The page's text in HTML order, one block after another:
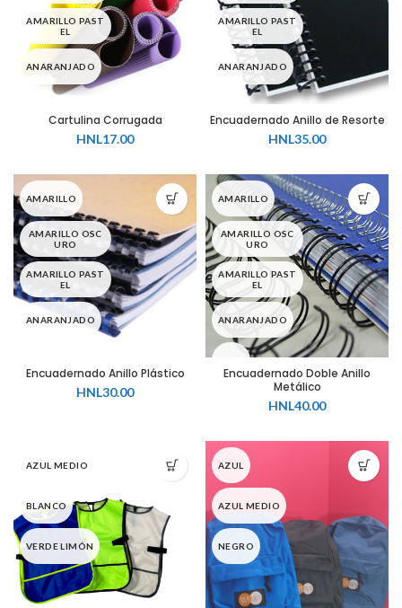
AMARILLO PAST
EL
ANARANJADO
AZUL MEDIO
AZUL PASTEL
BLANCO
CAFÉ
MORADO
MOSTAZA
NEGRO
ROJO
Cartulina Corrugada
HNL17.00
AMARILLO PAST
EL
ANARANJADO
AZUL MEDIO
BLANCO
CAFÉ
CELESTE
FUCSIA
GRIS
NEGRO
ROJO
ROSADO
VERDE
Encuadernado Anillo de Resorte
HNL35.00
AMARILLO
AMARILLO OSC
URO
AMARILLO PAST
EL
ANARANJADO
AZUL MEDIO
CELESTE
FUCSIA
GRIS
Encuadernado Anillo Plástico
HNL30.00
AMARILLO
AMARILLO OSC
URO
AMARILLO PAST
EL
ANARANJADO
AZUL MEDIO
BLANCO
CAFÉ
CELESTE
FUCSIA
GRIS
Encuadernado Doble Anillo
Metálico
HNL40.00
AZUL MEDIO
BLANCO
VERDE LIMÓN
AZUL
AZUL MEDIO
NEGRO